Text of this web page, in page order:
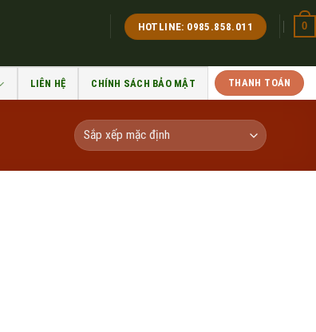
HOTLINE: 0985.858.011 0
LIÊN HỆ CHÍNH SÁCH BẢO MẬT THANH TOÁN